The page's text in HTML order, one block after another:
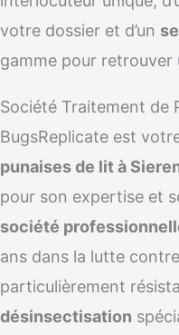
votre dossier et d’un
gamme pour retrouver
Société Traitement de
BugsReplicate est
punaises de lit à
pour son expertise et
société
ans dans la lutte
particulièrement
désinsectisation